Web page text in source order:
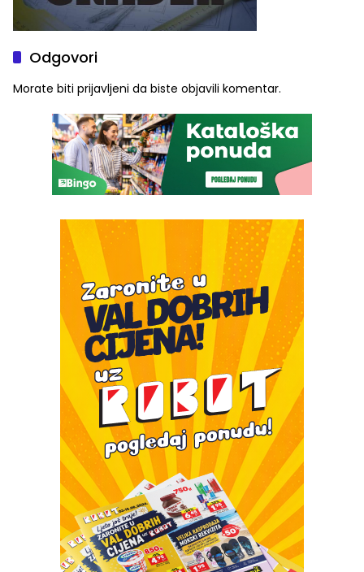
Odgovori
Morate biti prijavljeni da biste objavili komentar.